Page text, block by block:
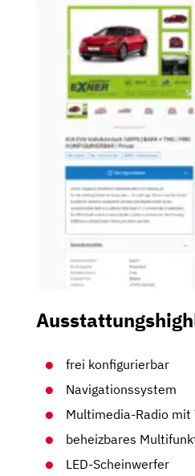
frei konfigurierbar
Navigationssystem
Multimedia-Radio mit
beheizbares
LED-Scheinwerfer